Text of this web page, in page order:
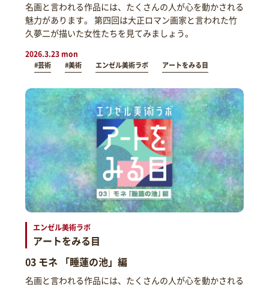
名画と言われる作品には、たくさんの人が心を動かされる
魅力があります。 第四回は大正ロマン画家と言われた竹
久夢二が描いた女性たちを見てみましょう。
2026.3.23 mon
#芸術 #美術 エンゼル美術ラボ アートをみる目
エンゼル美術ラボ
アートをみる目
03 モネ 「睡蓮の池」編
名画と言われる作品には、たくさんの人が心を動かされる